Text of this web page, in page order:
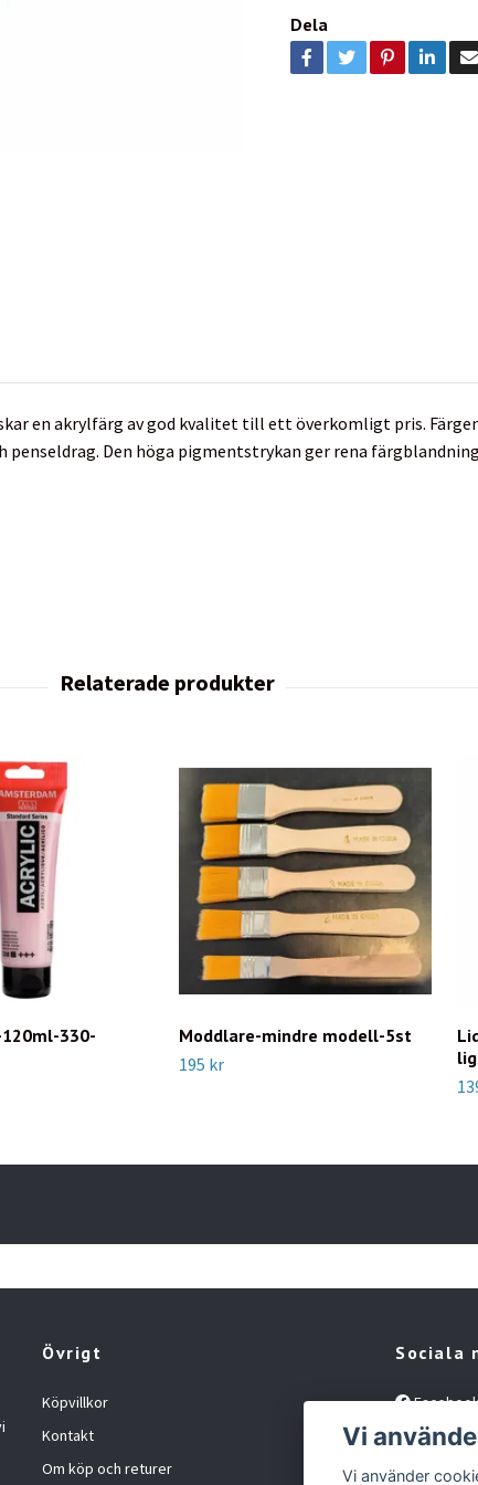
Dela
en akrylfärg av god kvalitet till ett överkomligt pris.
Den höga pigmentstrykan ger rena
330-
Moddlare-mindre modell-5st
195 kr
Övrigt
Köpvillkor
Kontakt
Om köp och returer
Sociala
Instagram
Tiktok
Vi
Vi använder